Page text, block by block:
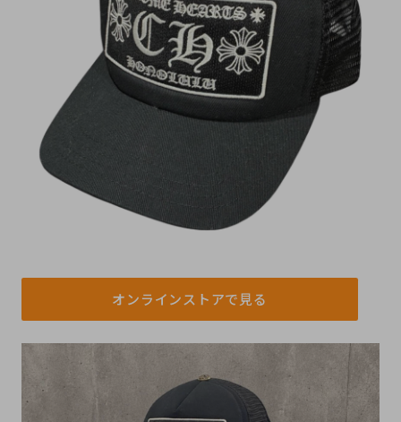
オンラインストアで見る